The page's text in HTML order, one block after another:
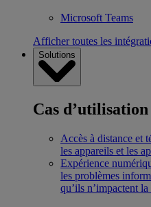
Microsoft Teams
Afficher toutes les
Solutions
Cas
Accès à distance et
les appareils et les
Expérience
les problèmes
qu’ils n’impactent